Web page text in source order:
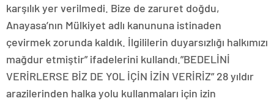
karşılık yer verilmedi. Bize de zaruret doğdu,
Anayasa’nın Mülkiyet adlı kanununa istinaden
çevirmek zorunda kaldık. İlgililerin duyarsızlığı halkımızı
mağdur etmiştir” ifadelerini kullandı.”BEDELİNİ
VERİRLERSE BİZ DE YOL İÇİN İZİN VERİRİZ” 28 yıldır
arazilerinden halka yolu kullanmaları için izin